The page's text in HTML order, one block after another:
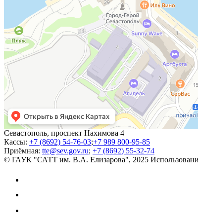
Севастополь, проспект Нахимова 4
Кассы: +7 (8692) 54-76-03;+7 989 800-95-85
Приёмная: tte@sev.gov.ru; +7 (8692) 55-32-74
© ГАУК "САТТ им. В.А. Елизарова", 2025